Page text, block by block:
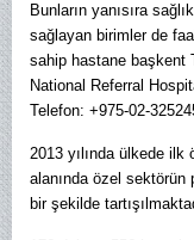
Bunların yanısıra
sağlayan birimler de
sahip hastane başkent
National Referral
Telefon: +975-02-
2013 yılında ülkede ilk
alanında özel sektörün
bir şekilde